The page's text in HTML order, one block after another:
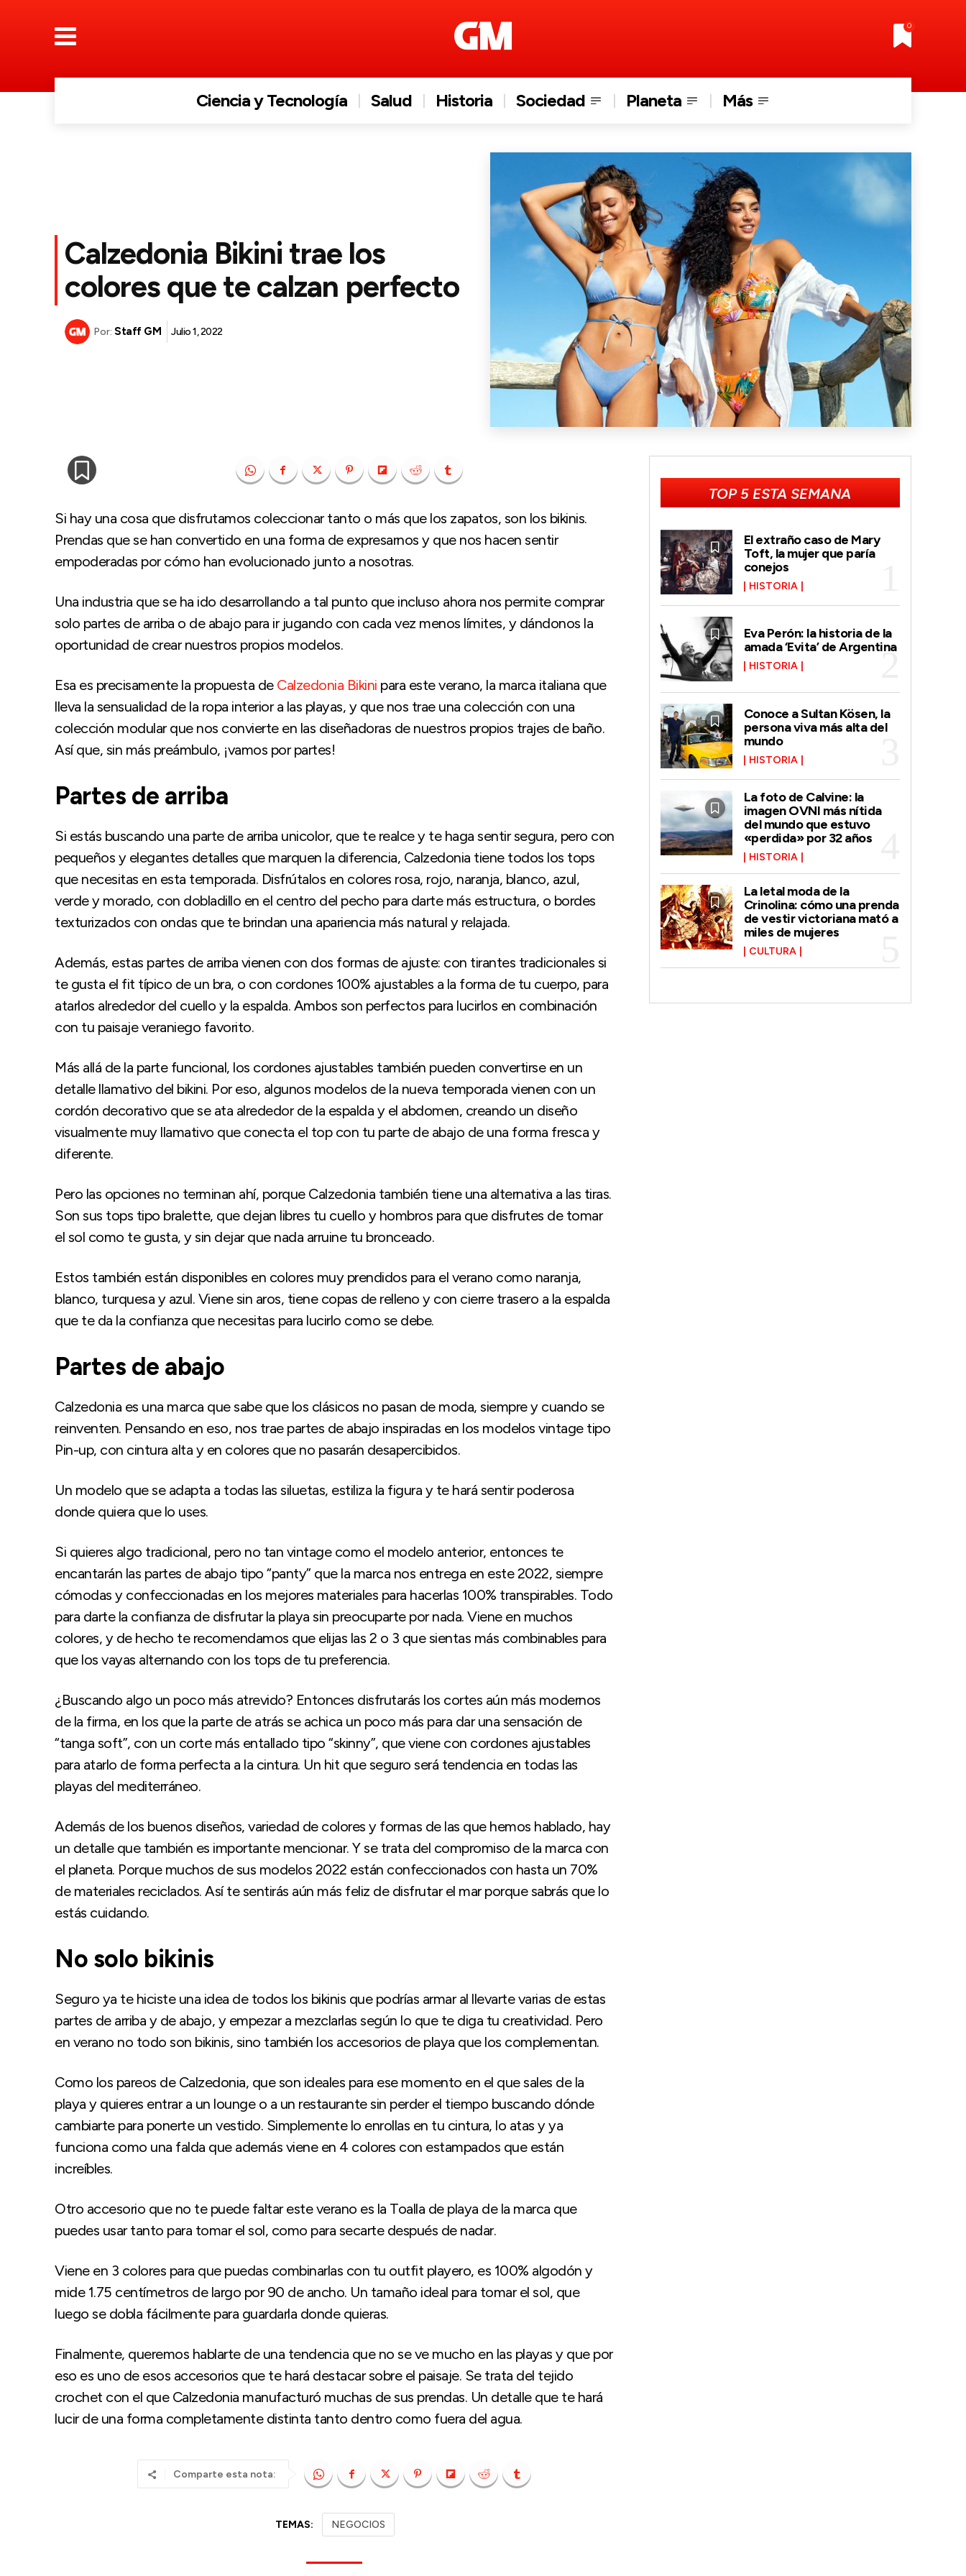
0
Ciencia y Tecnología Salud Historia Sociedad Planeta Más
Calzedonia Bikini trae los
colores que te calzan perfecto
Por: Staff GM Julio 1, 2022
Si hay una cosa que disfrutamos coleccionar tanto o más que los zapatos, son los bikinis.
Prendas que se han convertido en una forma de expresarnos y que nos hacen sentir
empoderadas por cómo han evolucionado junto a nosotras.
Una industria que se ha ido desarrollando a tal punto que incluso ahora nos permite comprar
solo partes de arriba o de abajo para ir jugando con cada vez menos límites, y dándonos la
oportunidad de crear nuestros propios modelos.
Esa es precisamente la propuesta de Calzedonia Bikini para este verano, la marca italiana que
lleva la sensualidad de la ropa interior a las playas, y que nos trae una colección con una
colección modular que nos convierte en las diseñadoras de nuestros propios trajes de baño.
Así que, sin más preámbulo, ¡vamos por partes!
Partes de arriba
Si estás buscando una parte de arriba unicolor, que te realce y te haga sentir segura, pero con
pequeños y elegantes detalles que marquen la diferencia, Calzedonia tiene todos los tops
que necesitas en esta temporada. Disfrútalos en colores rosa, rojo, naranja, blanco, azul,
verde y morado, con dobladillo en el centro del pecho para darte más estructura, o bordes
texturizados con ondas que te brindan una apariencia más natural y relajada.
Además, estas partes de arriba vienen con dos formas de ajuste: con tirantes tradicionales si
te gusta el fit típico de un bra, o con cordones 100% ajustables a la forma de tu cuerpo, para
atarlos alrededor del cuello y la espalda. Ambos son perfectos para lucirlos en combinación
con tu paisaje veraniego favorito.
Más allá de la parte funcional, los cordones ajustables también pueden convertirse en un
detalle llamativo del bikini. Por eso, algunos modelos de la nueva temporada vienen con un
cordón decorativo que se ata alrededor de la espalda y el abdomen, creando un diseño
visualmente muy llamativo que conecta el top con tu parte de abajo de una forma fresca y
diferente.
Pero las opciones no terminan ahí, porque Calzedonia también tiene una alternativa a las tiras.
Son sus tops tipo bralette, que dejan libres tu cuello y hombros para que disfrutes de tomar
el sol como te gusta, y sin dejar que nada arruine tu bronceado.
Estos también están disponibles en colores muy prendidos para el verano como naranja,
blanco, turquesa y azul. Viene sin aros, tiene copas de relleno y con cierre trasero a la espalda
que te da la confianza que necesitas para lucirlo como se debe.
Partes de abajo
Calzedonia es una marca que sabe que los clásicos no pasan de moda, siempre y cuando se
reinventen. Pensando en eso, nos trae partes de abajo inspiradas en los modelos vintage tipo
Pin-up, con cintura alta y en colores que no pasarán desapercibidos.
Un modelo que se adapta a todas las siluetas, estiliza la figura y te hará sentir poderosa
donde quiera que lo uses.
Si quieres algo tradicional, pero no tan vintage como el modelo anterior, entonces te
encantarán las partes de abajo tipo “panty” que la marca nos entrega en este 2022, siempre
cómodas y confeccionadas en los mejores materiales para hacerlas 100% transpirables. Todo
para darte la confianza de disfrutar la playa sin preocuparte por nada. Viene en muchos
colores, y de hecho te recomendamos que elijas las 2 o 3 que sientas más combinables para
que los vayas alternando con los tops de tu preferencia.
¿Buscando algo un poco más atrevido? Entonces disfrutarás los cortes aún más modernos
de la firma, en los que la parte de atrás se achica un poco más para dar una sensación de
“tanga soft”, con un corte más entallado tipo “skinny”, que viene con cordones ajustables
para atarlo de forma perfecta a la cintura. Un hit que seguro será tendencia en todas las
playas del mediterráneo.
Además de los buenos diseños, variedad de colores y formas de las que hemos hablado, hay
un detalle que también es importante mencionar. Y se trata del compromiso de la marca con
el planeta. Porque muchos de sus modelos 2022 están confeccionados con hasta un 70%
de materiales reciclados. Así te sentirás aún más feliz de disfrutar el mar porque sabrás que lo
estás cuidando.
No solo bikinis
Seguro ya te hiciste una idea de todos los bikinis que podrías armar al llevarte varias de estas
partes de arriba y de abajo, y empezar a mezclarlas según lo que te diga tu creatividad. Pero
en verano no todo son bikinis, sino también los accesorios de playa que los complementan.
Como los pareos de Calzedonia, que son ideales para ese momento en el que sales de la
playa y quieres entrar a un lounge o a un restaurante sin perder el tiempo buscando dónde
cambiarte para ponerte un vestido. Simplemente lo enrollas en tu cintura, lo atas y ya
funciona como una falda que además viene en 4 colores con estampados que están
increíbles.
Otro accesorio que no te puede faltar este verano es la Toalla de playa de la marca que
puedes usar tanto para tomar el sol, como para secarte después de nadar.
Viene en 3 colores para que puedas combinarlas con tu outfit playero, es 100% algodón y
mide 1.75 centímetros de largo por 90 de ancho. Un tamaño ideal para tomar el sol, que
luego se dobla fácilmente para guardarla donde quieras.
Finalmente, queremos hablarte de una tendencia que no se ve mucho en las playas y que por
eso es uno de esos accesorios que te hará destacar sobre el paisaje. Se trata del tejido
crochet con el que Calzedonia manufacturó muchas de sus prendas. Un detalle que te hará
lucir de una forma completamente distinta tanto dentro como fuera del agua.
Comparte esta nota:
TEMAS: NEGOCIOS
TOP 5 ESTA SEMANA
El extraño caso de Mary
Toft, la mujer que paría
conejos
HISTORIA
Eva Perón: la historia de la
amada ‘Evita’ de Argentina
HISTORIA
Conoce a Sultan Kösen, la
persona viva más alta del
mundo
HISTORIA
La foto de Calvine: la
imagen OVNI más nítida
del mundo que estuvo
«perdida» por 32 años
HISTORIA
La letal moda de la
Crinolina: cómo una prenda
de vestir victoriana mató a
miles de mujeres
CULTURA